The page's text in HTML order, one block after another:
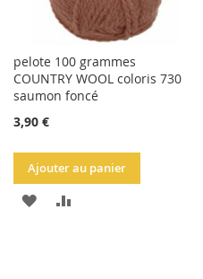
pelote 100 grammes
COUNTRY WOOL coloris 730
saumon foncé
3,90 €
Ajouter au panier
AJOUTER